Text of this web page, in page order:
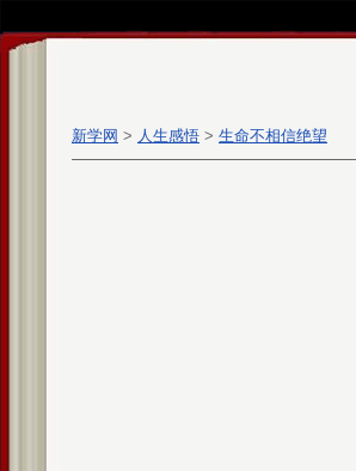
新学网 > 人生感悟 > 生命不相信绝望